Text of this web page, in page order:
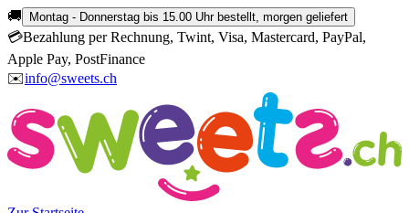
🚚 Montag - Donnerstag bis 15.00 Uhr bestellt, morgen geliefert
💳Bezahlung per Rechnung, Twint, Visa, Mastercard, PayPal,
Apple Pay, PostFinance
✉️info@sweets.ch